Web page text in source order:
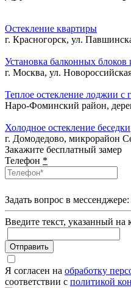
Остекление квартиры
г. Красногорск, ул.
Установка балконных блоков
г. Москва, ул.
Теплое остекление лоджии с
Наро-Фоминский район,
Холодное остекление беседки
г. Домодедово, микрорайон
Закажите бесплатный замер
Телефон *
Задать вопрос в мессенджере:
Введите текcт, указанный на
Отправить
Я согласен на обработку
соответствии с политикой